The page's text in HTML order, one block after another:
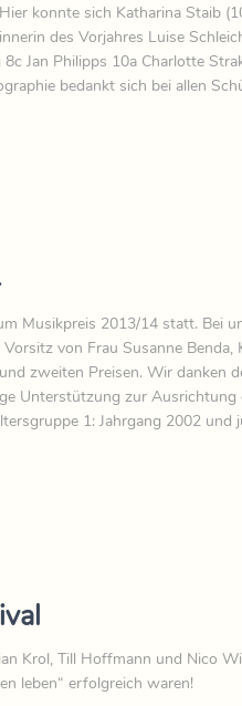
konnte sich Katharina Staib
des Vorjahres Luise
Jan Philipps 10a Charlotte
bedankt sich bei allen
Musikpreis 2013/14 statt. Bei
von Frau Susanne
zweiten Preisen. Wir danken
Unterstützung zur Ausrichtung
Altersgruppe 1:
Krol, Till Hoffmann und Nico
leben“ erfolgreich waren!